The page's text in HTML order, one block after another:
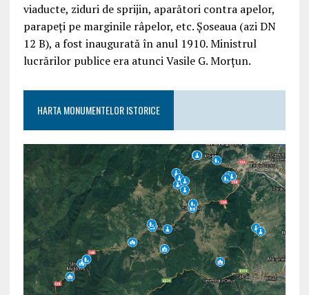
viaducte, ziduri de sprijin, aparători contra apelor,
parapeți pe marginile râpelor, etc. Șoseaua (azi DN
12 B), a fost inaugurată în anul 1910. Ministrul
lucrărilor publice era atunci Vasile G. Morțun.
HARTA MONUMENTELOR ISTORICE